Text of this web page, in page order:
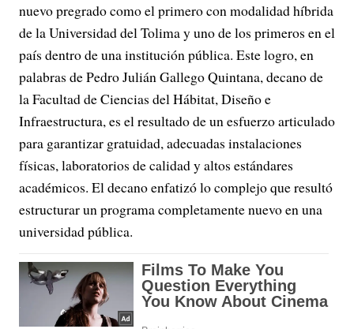
nuevo pregrado como el primero con modalidad híbrida
de la Universidad del Tolima y uno de los primeros en el
país dentro de una institución pública. Este logro, en
palabras de Pedro Julián Gallego Quintana, decano de
la Facultad de Ciencias del Hábitat, Diseño e
Infraestructura, es el resultado de un esfuerzo articulado
para garantizar gratuidad, adecuadas instalaciones
físicas, laboratorios de calidad y altos estándares
académicos. El decano enfatizó lo complejo que resultó
estructurar un programa completamente nuevo en una
universidad pública.